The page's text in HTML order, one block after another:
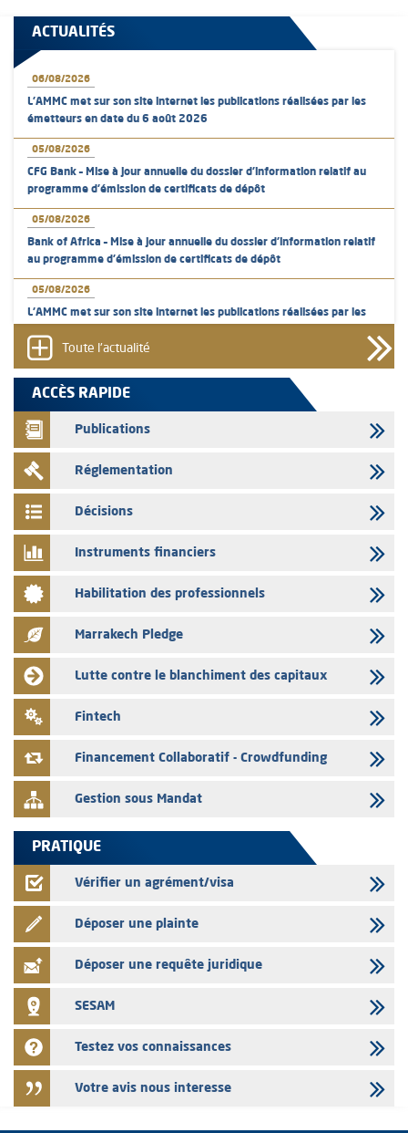
ACTUALITÉS
06/08/2026
L’AMMC met sur son site internet les publications réalisées par les
émetteurs en date du 6 août 2026
05/08/2026
CFG Bank – Mise à jour annuelle du dossier d’information relatif au
programme d'émission de certificats de dépôt
05/08/2026
Bank of Africa – Mise à jour annuelle du dossier d’information relatif
au programme d'émission de certificats de dépôt
05/08/2026
L’AMMC met sur son site internet les publications réalisées par les
04/08/2026
L’AMMC met sur son site internet les publications réalisées par les
émetteurs en date du 4 août 2026
03/08/2026
Saham Bank – Mise à jour annuelle du dossier d’information relatif au
programme d'émission de certificats de dépôt
L’AMMC met sur son site internet les publications réalisées par les
03/08/2026
Liste des agréments et visas d'OPCVM accordés par l'AMMC pour le
mois de juillet 2026
03/08/2026
L' AMMC publie les indicateurs mensuels du marché des capitaux pour
le mois de Juin 2026
31/07/2026
L’AMMC met sur son site internet les publications réalisées par les
émetteurs du 30 au 31 juillet 2026
Toute l'actualité
ACCÈS RAPIDE
Publications
Réglementation
Décisions
Instruments financiers
Habilitation des professionnels
Marrakech Pledge
Lutte contre le blanchiment des capitaux
Fintech
Financement Collaboratif - Crowdfunding
Gestion sous Mandat
PRATIQUE
Vérifier un agrément/visa
Déposer une plainte
Déposer une requête juridique
SESAM
Testez vos connaissances
Votre avis nous interesse